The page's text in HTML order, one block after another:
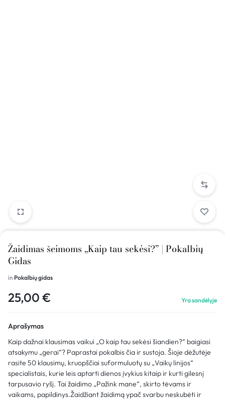
Žaidimas šeimoms „Kaip tau sekėsi?” | Pokalbių
Gidas
in Pokalbių gidas
25,00 € Yra sandėlyje
Aprašymas
Kaip dažnai klausimas vaikui „O kaip tau sekėsi šiandien?“ baigiasi
atsakymu „gerai“? Paprastai pokalbis čia ir sustoja. Šioje dėžutėje
rasite 50 klausimų, kruopščiai suformuluotų su „Vaikų linijos“
specialistais, kurie leis aptarti dienos įvykius kitaip ir kurti gilesnį
tarpusavio ryšį. Tai žaidimo „Pažink mane“, skirto tėvams ir
vaikams, papildinys.Žaidžiant žaidimą ypač svarbu neskubėti ir